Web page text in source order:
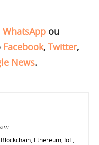
WhatsApp ou
Facebook, Twitter,
News.
Ethereum, IoT,